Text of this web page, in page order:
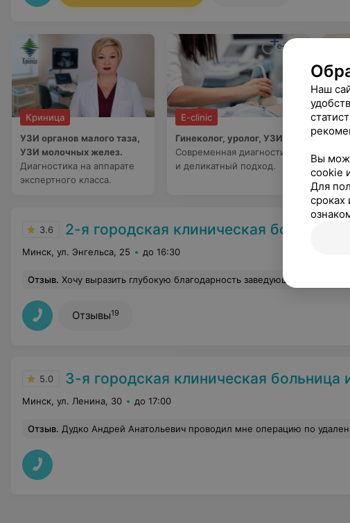
Криница
УЗИ органов малого таза,
УЗИ молочных желез.
Диагностика на аппарате
экспертного класса.
E-clinic
Гинеколог, уролог, УЗИ.
Современная диагностика
и деликатный подход.
Как
3.6 2-я городская клиническая больница
Минск, ул. Энгельса, 25 до 16:30
Отзыв. Хочу выразить глубокую благодарность заведующему отделением малоинвазивной хирургии - врачу-хирургу Сергею Владимировичу за талант и усилия, вкладываемые в служение здоровью людей. Спасибо Вам, Сергей Александрович, за проведенную мне на высочайшем профессиональном уровне операцию, спасибо за помощь в выздоровлении, спасибо за нелегкий, благородный труд. За высокий профессионализм благодарю врача-анестезиолога-реаниматолога Сергея Александровича. Всему медицинскому персоналу отделения малоинвазивной хирургии огромное спасибо за знание своего дела, чуткое и
Отзывы19
5.0 3-я городская клиническая больница имени
Минск, ул. Ленина, 30 до 17:00
Отзыв. Дудко Андрей Анатольевич проводил мне операцию по удалению желчного пузыря (холецистэктомию). Замечательный хирург, врач от Бога, операция прошла
Наш
Вы
cookie
Для
сроках